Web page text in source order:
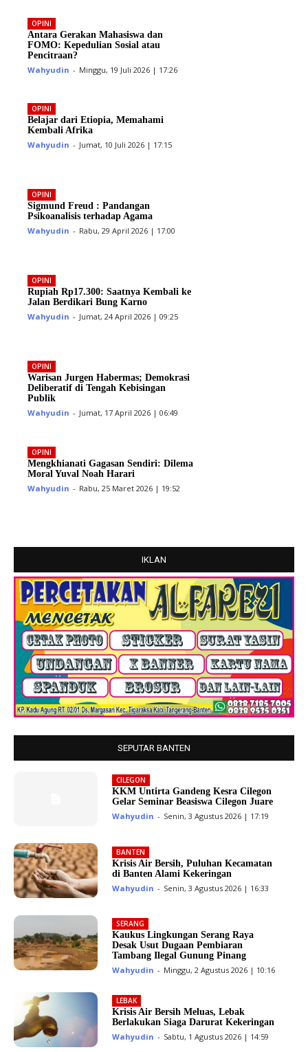
OPINI
Antara Gerakan Mahasiswa dan
FOMO: Kepedulian Sosial atau
Pencitraan?
Wahyudin - Minggu, 19 Juli 2026 | 17:26
OPINI
Belajar dari Etiopia, Memahami
Kembali Afrika
Wahyudin - Jumat, 10 Juli 2026 | 17:15
OPINI
Sigmund Freud : Pandangan
Psikoanalisis terhadap Agama
Wahyudin - Rabu, 29 April 2026 | 17:00
OPINI
Rupiah Rp17.300: Saatnya Kembali ke
Jalan Berdikari Bung Karno
Wahyudin - Jumat, 24 April 2026 | 09:25
OPINI
Warisan Jurgen Habermas; Demokrasi
Deliberatif di Tengah Kebisingan
Publik
Wahyudin - Jumat, 17 April 2026 | 06:49
OPINI
Mengkhianati Gagasan Sendiri: Dilema
Moral Yuval Noah Harari
Wahyudin - Rabu, 25 Maret 2026 | 19:52
IKLAN
SEPUTAR BANTEN
CILEGON
KKM Untirta Gandeng Kesra Cilegon
Gelar Seminar Beasiswa Cilegon Juare
Wahyudin - Senin, 3 Agustus 2026 | 17:19
BANTEN
Krisis Air Bersih, Puluhan Kecamatan
di Banten Alami Kekeringan
Wahyudin - Senin, 3 Agustus 2026 | 16:33
SERANG
Kaukus Lingkungan Serang Raya
Desak Usut Dugaan Pembiaran
Tambang Ilegal Gunung Pinang
Wahyudin - Minggu, 2 Agustus 2026 | 10:16
LEBAK
Krisis Air Bersih Meluas, Lebak
Berlakukan Siaga Darurat Kekeringan
Wahyudin - Sabtu, 1 Agustus 2026 | 14:59